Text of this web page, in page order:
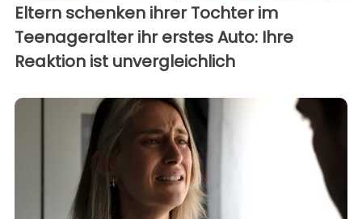
Eltern schenken ihrer Tochter im
Teenageralter ihr erstes Auto: Ihre
Reaktion ist unvergleichlich